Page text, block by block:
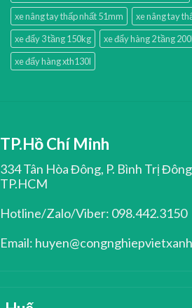
xe nâng tay thấp nhất 51mm
xe nâng tay
xe đẩy 3 tầng 150kg
xe đẩy hàng 2 tầng
xe đẩy hàng xth130l
TP.Hồ Chí Minh
334 Tân Hòa Đông, P. Bình Trị
TP.HCM
Hotline/Zalo/Viber: 098.442.3150
Email: